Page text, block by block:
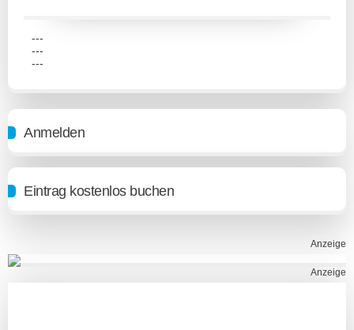
Anzeige
Anzeige
---
---
---
Anmelden
Eintrag kostenlos buchen